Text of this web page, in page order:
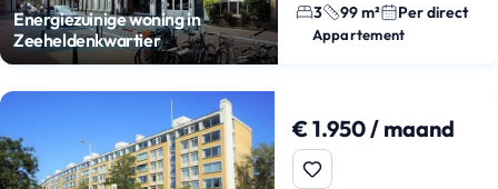
Energiezuinige woning in
Zeeheldenkwartier
3
99 m² Per direct
Appartement
€ 1.950 / maand